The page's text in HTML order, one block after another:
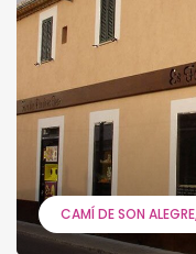
CAMÍ DE SON ALEGRE